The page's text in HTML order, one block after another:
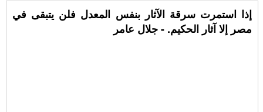
إذا استمرت سرقة الآثار بنفس المعدل فلن يتبقى في
مصر إلا آثار الحكيم. - جلال عامر